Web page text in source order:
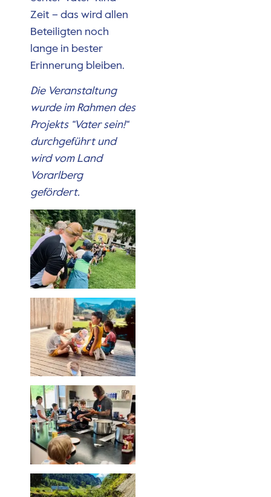
Zeit – das wird allen
Beteiligten noch
lange in bester
Erinnerung bleiben.
Die Veranstaltung
wurde im Rahmen des
Projekts “Vater sein!“
durchgeführt und
wird vom Land
Vorarlberg
gefördert.